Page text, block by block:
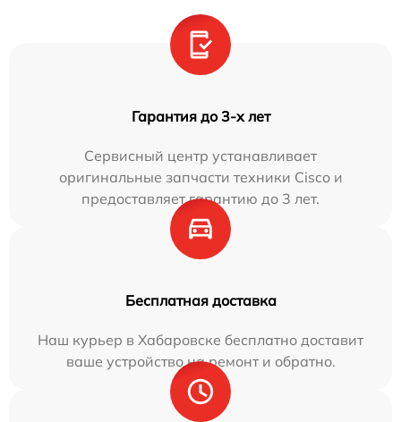
Гарантия до 3-х лет
Сервисный центр устанавливает
оригинальные запчасти техники Cisco и
предоставляет гарантию до 3 лет.
Бесплатная доставка
Наш курьер в Хабаровске бесплатно доставит
ваше устройство на ремонт и обратно.